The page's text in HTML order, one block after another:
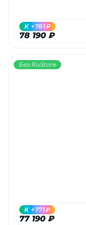
78 190 ₽
K +781₽
Без RuStore
77 190 ₽
K +771₽